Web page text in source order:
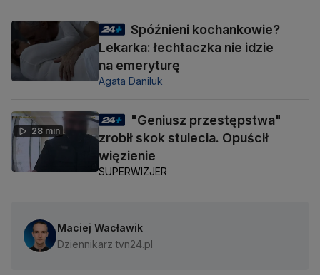
Spóźnieni kochankowie?
Lekarka: łechtaczka nie idzie
na emeryturę
Agata Daniluk
28 min
"Geniusz przestępstwa"
zrobił skok stulecia. Opuścił
więzienie
SUPERWIZJER
Maciej Wacławik
Dziennikarz tvn24.pl